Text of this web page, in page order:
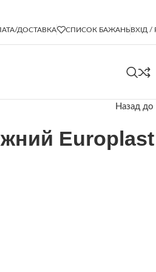
ДОСТАВКА СПИСОК БАЖАНЬВХІД /
Назад до
Europlast